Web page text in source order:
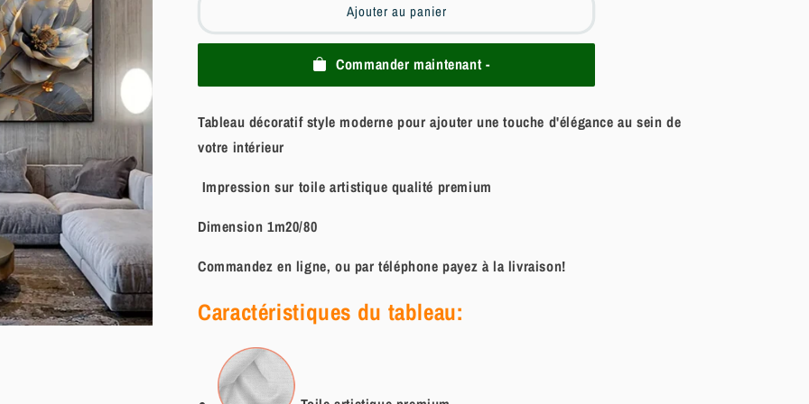
Ajouter au panier
Commander maintenant -
Tableau décoratif style moderne pour ajouter une touche d'élégance au sein de
votre intérieur
Impression sur toile artistique qualité premium
Dimension 1m20/80
Commandez en ligne, ou par téléphone payez à la livraison!
Caractéristiques du tableau: